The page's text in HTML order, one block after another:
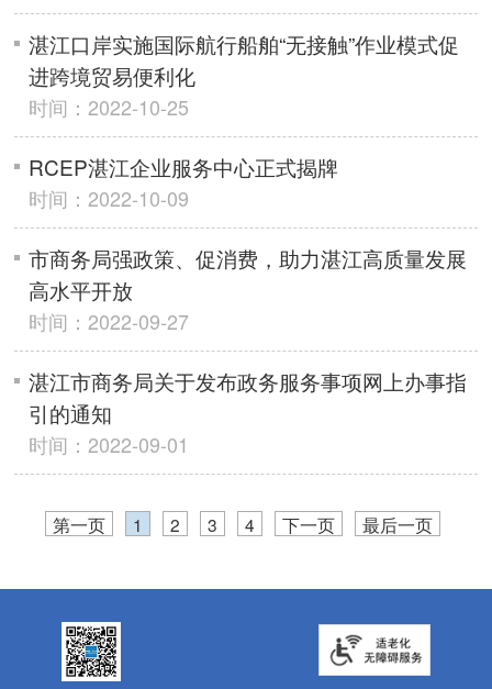
湛江口岸实施国际航行船舶“无接触”作业模式促
进跨境贸易便利化
时间：2022-10-25
RCEP湛江企业服务中心正式揭牌
时间：2022-10-09
市商务局强政策、促消费，助力湛江高质量发展
高水平开放
时间：2022-09-27
湛江市商务局关于发布政务服务事项网上办事指
引的通知
时间：2022-09-01
第一页 1 2 3 4 下一页 最后一页